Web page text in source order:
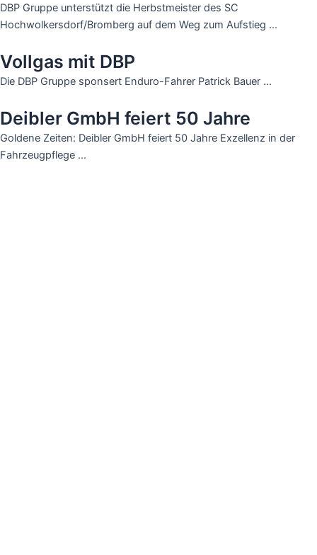
DBP Gruppe unterstützt die Herbstmeister des SC
Hochwolkersdorf/Bromberg auf dem Weg zum Aufstieg …
Vollgas mit DBP
Die DBP Gruppe sponsert Enduro-Fahrer Patrick Bauer …
Deibler GmbH feiert 50 Jahre
Goldene Zeiten: Deibler GmbH feiert 50 Jahre Exzellenz in der
Fahrzeugpflege …